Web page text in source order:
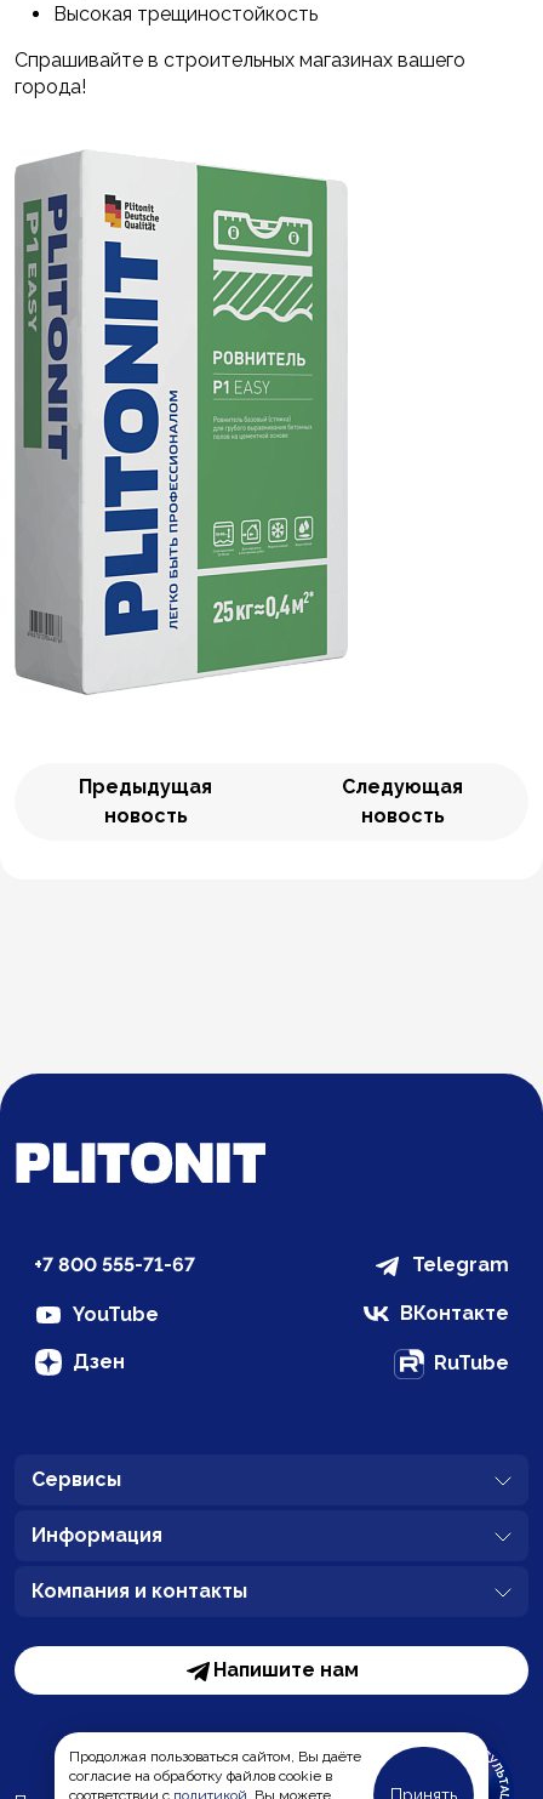
Высокая трещиностойкость
Спрашивайте в строительных магазинах вашего
города!
Предыдущая
новость
Следующая
новость
Продолжая пользоваться сайтом, Вы даёте
согласие на обработку файлов cookie в
соответствии с политикой . Вы можете Принять
+7 800 555-71-67 Telegram
YouTube ВКонтакте
Дзен RuTube
Сервисы
Информация
Компания и контакты
Напишите нам